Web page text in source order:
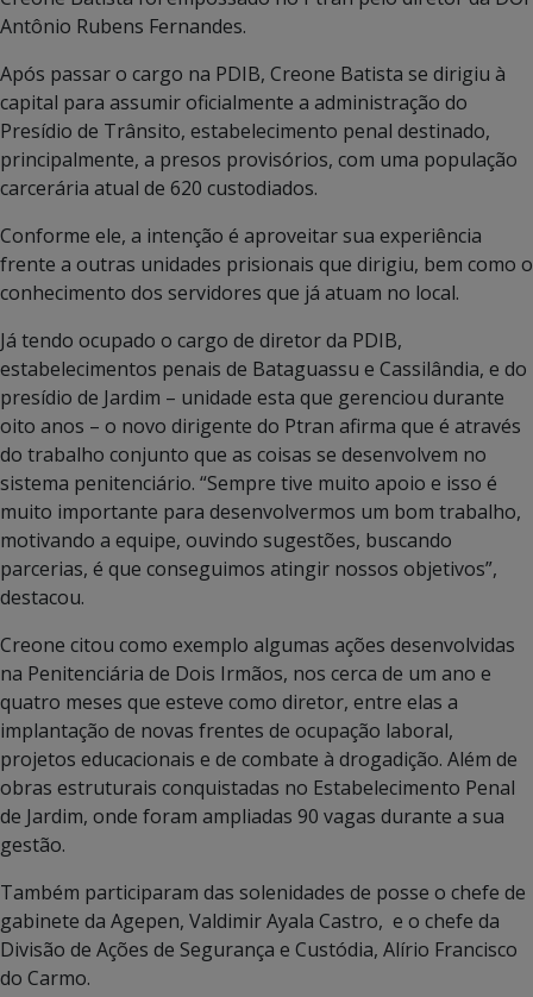
Antônio Rubens Fernandes.
Após passar o cargo na PDIB, Creone Batista se dirigiu à
capital para assumir oficialmente a administração do
Presídio de Trânsito, estabelecimento penal destinado,
principalmente, a presos provisórios, com uma população
carcerária atual de 620 custodiados.
Conforme ele, a intenção é aproveitar sua experiência
frente a outras unidades prisionais que dirigiu, bem como o
conhecimento dos servidores que já atuam no local.
Já tendo ocupado o cargo de diretor da PDIB,
estabelecimentos penais de Bataguassu e Cassilândia, e do
presídio de Jardim – unidade esta que gerenciou durante
oito anos – o novo dirigente do Ptran afirma que é através
do trabalho conjunto que as coisas se desenvolvem no
sistema penitenciário. “Sempre tive muito apoio e isso é
muito importante para desenvolvermos um bom trabalho,
motivando a equipe, ouvindo sugestões, buscando
parcerias, é que conseguimos atingir nossos objetivos”,
destacou.
Creone citou como exemplo algumas ações desenvolvidas
na Penitenciária de Dois Irmãos, nos cerca de um ano e
quatro meses que esteve como diretor, entre elas a
implantação de novas frentes de ocupação laboral,
projetos educacionais e de combate à drogadição. Além de
obras estruturais conquistadas no Estabelecimento Penal
de Jardim, onde foram ampliadas 90 vagas durante a sua
gestão.
Também participaram das solenidades de posse o chefe de
gabinete da Agepen, Valdimir Ayala Castro, e o chefe da
Divisão de Ações de Segurança e Custódia, Alírio Francisco
do Carmo.